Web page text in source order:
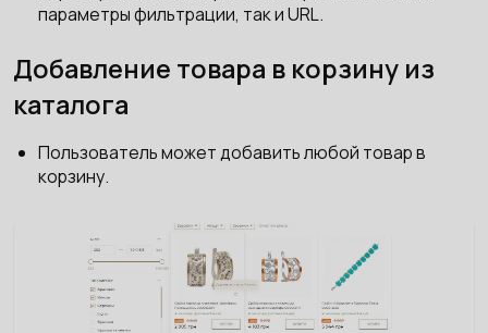
параметры фильтрации, так и URL.
Добавление товара в корзину из
каталога
Пользователь может добавить любой товар в
корзину.